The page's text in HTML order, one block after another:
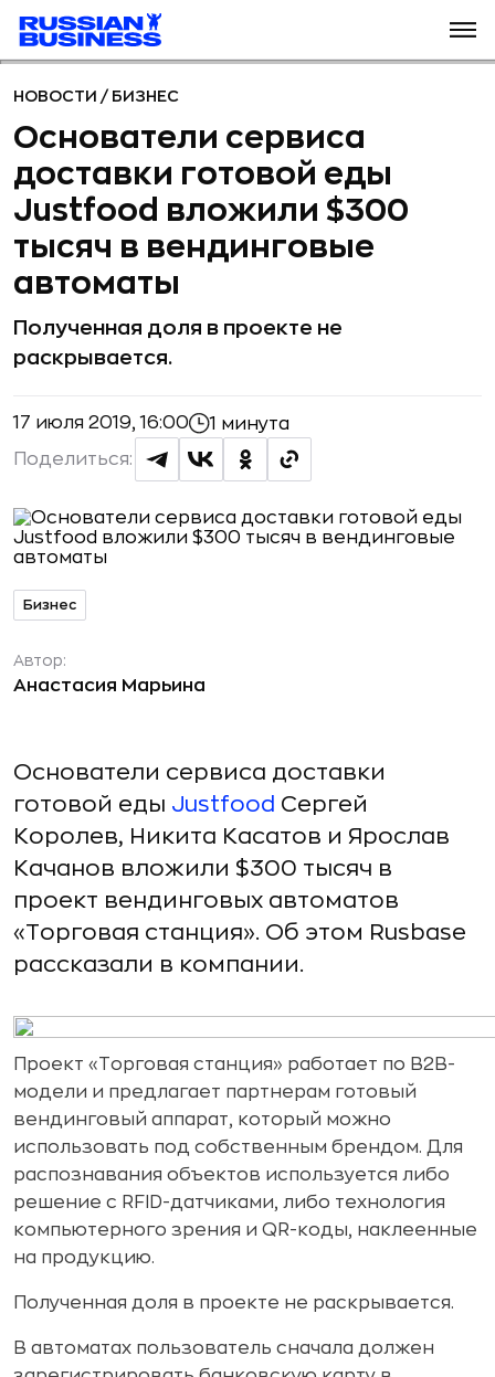
НОВОСТИ / БИЗНЕС
Основатели сервиса
доставки готовой еды
Justfood вложили $300
тысяч в вендинговые
автоматы
Полученная доля в проекте не
раскрывается.
17 июля 2019, 16:00 1 минута
Поделиться:
Бизнес
Автор:
Анастасия Марьина
Основатели сервиса доставки
готовой еды Justfood Сергей
Королев, Никита Касатов и Ярослав
Качанов вложили $300 тысяч в
проект вендинговых автоматов
«Торговая станция». Об этом Rusbase
рассказали в компании.
Проект «Торговая станция» работает по B2B-
модели и предлагает партнерам готовый
вендинговый аппарат, который можно
использовать под собственным брендом. Для
распознавания объектов используется либо
решение с RFID-датчиками, либо технология
компьютерного зрения и QR-коды, наклеенные
на продукцию.
Полученная доля в проекте не раскрывается.
В автоматах пользователь сначала должен